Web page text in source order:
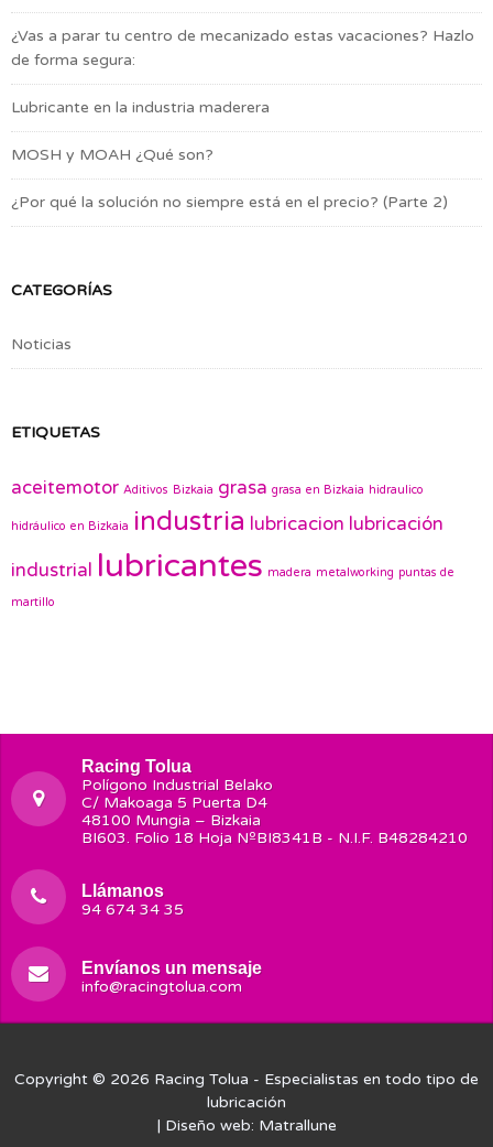
¿Vas a parar tu centro de mecanizado estas vacaciones? Hazlo
de forma segura:
Lubricante en la industria maderera
MOSH y MOAH ¿Qué son?
¿Por qué la solución no siempre está en el precio? (Parte 2)
CATEGORÍAS
Noticias
ETIQUETAS
aceitemotor Aditivos Bizkaia grasa grasa en Bizkaia hidraulico
hidráulico en Bizkaia industria lubricacion lubricación
industrial lubricantes madera metalworking puntas de
martillo
Racing Tolua
Polígono Industrial Belako
C/ Makoaga 5 Puerta D4
48100 Mungia – Bizkaia
BI603. Folio 18 Hoja NºBI8341B - N.I.F. B48284210
Llámanos
94 674 34 35
Envíanos un mensaje
info@racingtolua.com
Copyright © 2026 Racing Tolua - Especialistas en todo tipo de
lubricación
| Diseño web: Matrallune